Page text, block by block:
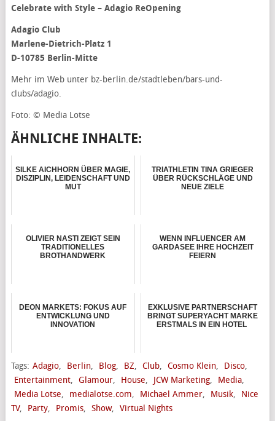
Celebrate with Style – Adagio ReOpening
Adagio Club
Marlene-Dietrich-Platz 1
D-10785 Berlin-Mitte
Mehr im Web unter bz-berlin.de/stadtleben/bars-und-
clubs/adagio.
Foto: © Media Lotse
ÄHNLICHE INHALTE:
SILKE AICHHORN ÜBER MAGIE,
DISZIPLIN, LEIDENSCHAFT UND
MUT
TRIATHLETIN TINA GRIEGER
ÜBER RÜCKSCHLÄGE UND
NEUE ZIELE
OLIVIER NASTI ZEIGT SEIN
TRADITIONELLES
BROTHANDWERK
WENN INFLUENCER AM
GARDASEE IHRE HOCHZEIT
FEIERN
DEON MARKETS: FOKUS AUF
ENTWICKLUNG UND
INNOVATION
EXKLUSIVE PARTNERSCHAFT
BRINGT SUPERYACHT MARKE
ERSTMALS IN EIN HOTEL
Tags: Adagio, Berlin, Blog, BZ, Club, Cosmo Klein, Disco,
Entertainment, Glamour, House, JCW Marketing, Media,
Media Lotse, medialotse.com, Michael Ammer, Musik,
Nice
TV, Party, Promis, Show, Virtual Nights